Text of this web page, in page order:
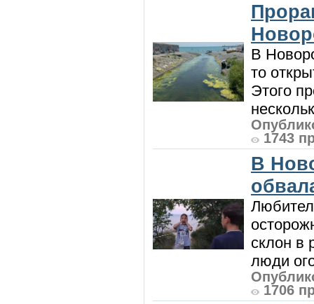
В
то
Этого
1743
В
склон в
люди
1706